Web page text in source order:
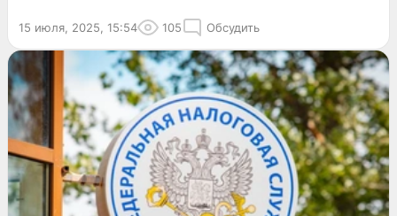
15 июля, 2025, 15:54 105 Обсудить